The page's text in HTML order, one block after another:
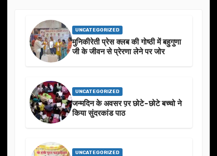
UNCATEGORIZED
मुनिकीरेती प्रेस क्लब की गोष्ठी में बहुगुणा
जी के जीवन से प्रेरणा लेने पर जोर
UNCATEGORIZED
जन्मदिन के अवसर प़र छोटे-छोटे बच्चो ने
किया सुंदरकांड पाठ
UNCATEGORIZED